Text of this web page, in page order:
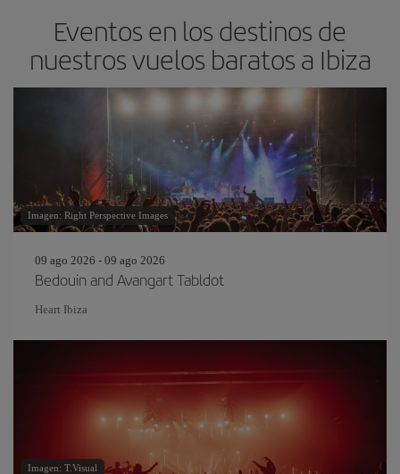
Eventos en los destinos de
nuestros vuelos baratos a Ibiza
Imagen: Right Perspective Images
09 ago 2026 - 09 ago 2026
Bedouin and Avangart Tabldot
Heart Ibiza
Imagen: T.Visual